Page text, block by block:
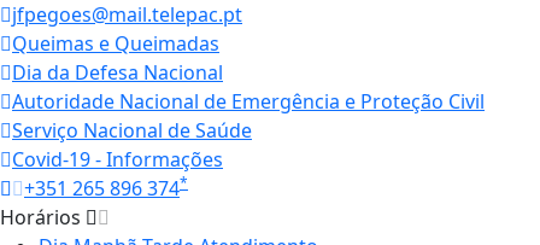
jfpegoes@mail.telepac.pt
Queimas e Queimadas
Dia da Defesa Nacional
Autoridade Nacional de Emergência e Proteção Civil
Serviço Nacional de Saúde
Covid-19 - Informações
+351 265 896 374*
Horários